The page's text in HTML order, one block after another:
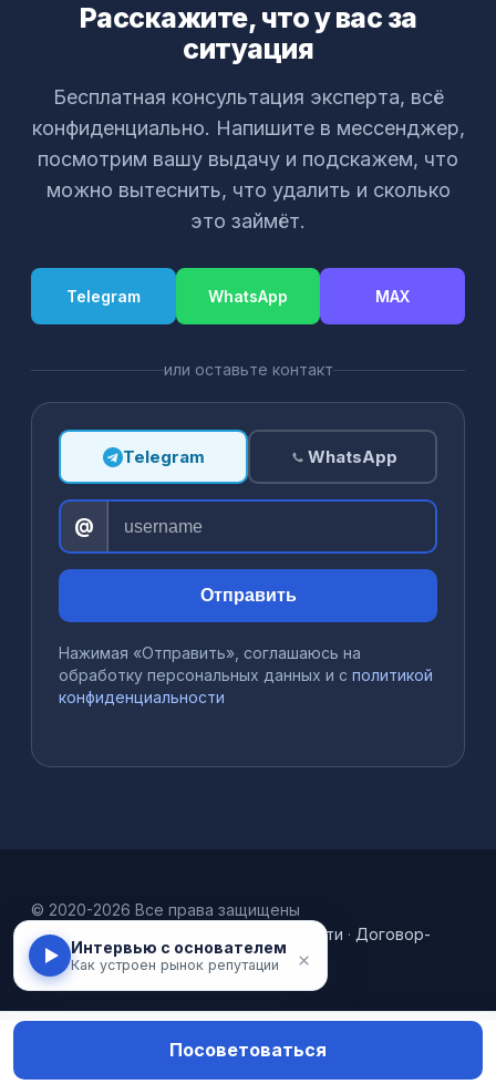
Расскажите, что у вас за
ситуация
Бесплатная консультация эксперта, всё
конфиденциально. Напишите в мессенджер,
посмотрим вашу выдачу и подскажем, что
можно вытеснить, что удалить и сколько
это займёт.
Telegram WhatsApp MAX
или оставьте контакт
Telegram WhatsApp
@
Отправить
Нажимая «Отправить», соглашаюсь на
обработку персональных данных и с политикой
конфиденциальности
© 2020-2026 Все права защищены
Оплата
Политика конфиденциальности · Договор-
оферта
Интервью с основателем
Как устроен рынок репутации ×
Посоветоваться